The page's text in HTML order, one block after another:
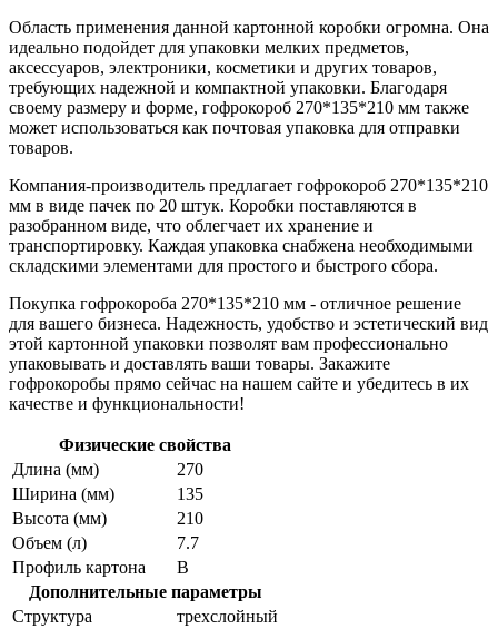
Область применения данной картонной коробки огромна. Она
идеально подойдет для упаковки мелких предметов,
аксессуаров, электроники, косметики и других товаров,
требующих надежной и компактной упаковки. Благодаря
своему размеру и форме, гофрокороб 270*135*210 мм также
может использоваться как почтовая упаковка для отправки
товаров.
Компания-производитель предлагает гофрокороб 270*135*210
мм в виде пачек по 20 штук. Коробки поставляются в
разобранном виде, что облегчает их хранение и
транспортировку. Каждая упаковка снабжена необходимыми
складскими элементами для простого и быстрого сбора.
Покупка гофрокороба 270*135*210 мм - отличное решение
для вашего бизнеса. Надежность, удобство и эстетический вид
этой картонной упаковки позволят вам профессионально
упаковывать и доставлять ваши товары. Закажите
гофрокоробы прямо сейчас на нашем сайте и убедитесь в их
качестве и функциональности!
Физические свойства
Длина (мм)
270
Ширина (мм)
135
Высота (мм)
210
Объем (л)
7.7
Профиль картона
В
Дополнительные параметры
Структура
трехслойный